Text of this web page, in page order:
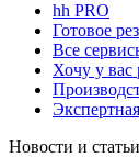
hh PRO
Готовое
Все
Хочу у вас
Новости и статьи